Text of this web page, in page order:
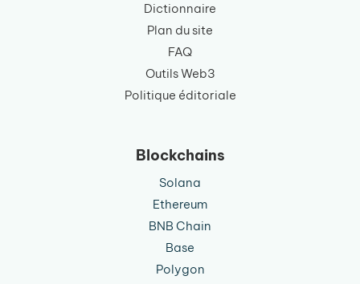
Dictionnaire
Plan du site
FAQ
Outils Web3
Politique éditoriale
Blockchains
Solana
Ethereum
BNB Chain
Base
Polygon